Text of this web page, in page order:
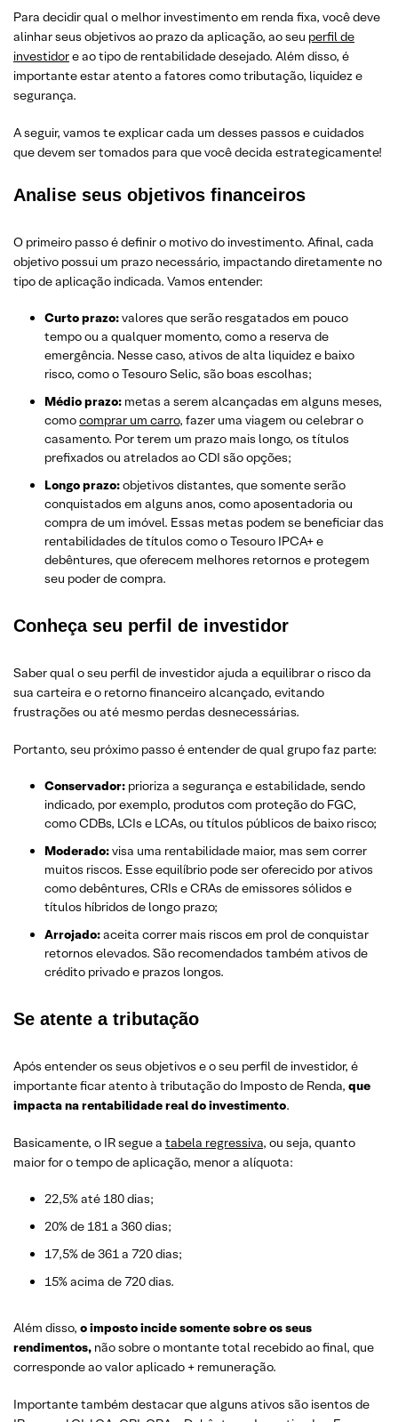
Para decidir qual o melhor investimento em renda fixa, você deve
alinhar seus objetivos ao prazo da aplicação, ao seu perfil de
investidore ao tipo de rentabilidade desejado. Além disso, é
importante estar atento a fatores como tributação, liquidez e
segurança.
A seguir, vamos te explicar cada um desses passos e cuidados
que devem ser tomados para que você decida estrategicamente!
Analise seus objetivos financeiros
O primeiro passo é definir o motivo do investimento. Afinal, cada
objetivo possui um prazo necessário, impactando diretamente no
tipo de aplicação indicada. Vamos entender:
Curto prazo:valores que serão resgatados em pouco
tempo ou a qualquer momento, como a reserva de
emergência. Nesse caso, ativos de alta liquidez e baixo
risco, como o Tesouro Selic, são boas escolhas;
Médio prazo: metas a serem alcançadas em alguns meses,
comocomprar um carro, fazer uma viagem ou celebrar o
casamento. Por terem um prazo mais longo, os títulos
prefixados ou atrelados ao CDI são opções;
Longo prazo:objetivos distantes, que somente serão
conquistados em alguns anos, como aposentadoria ou
compra de um imóvel. Essas metas podem se beneficiar das
rentabilidades de títulos como o Tesouro IPCA+ e
debêntures, que oferecem melhores retornos e protegem
seu poder de compra.
Conheça seu perfil de investidor
Saber qual o seu perfil de investidor ajuda a equilibrar o risco da
sua carteira e o retorno financeiro alcançado, evitando
frustrações ou até mesmo perdas desnecessárias.
Portanto, seu próximo passo é entender de qual grupo faz parte:
Conservador: prioriza a segurança e estabilidade, sendo
indicado, por exemplo, produtos com proteção do FGC,
como CDBs, LCIs e LCAs, ou títulos públicos de baixo risco;
Moderado:visa uma rentabilidade maior, mas sem correr
muitos riscos. Esse equilíbrio pode ser oferecido por ativos
como debêntures, CRIs e CRAs de emissores sólidos e
títulos híbridos de longo prazo;
Arrojado:aceita correr mais riscos em prol de conquistar
retornos elevados. São recomendados também ativos de
crédito privado e prazos longos.
Se atente a tributação
Após entender os seus objetivos e o seu perfil de investidor, é
importante ficar atento à tributação do Imposto de Renda, que
impacta na rentabilidade real do investimento.
Basicamente, o IR segue a tabela regressiva, ou seja, quanto
maior for o tempo de aplicação, menor a alíquota:
22,5% até 180 dias;
20% de 181 a 360 dias;
17,5% de 361 a 720 dias;
15% acima de 720 dias.
Além disso, o imposto incide somente sobre os seus
rendimentos, não sobre o montante total recebido ao final, que
corresponde ao valor aplicado + remuneração.
Importante também destacar que alguns ativos são isentos de